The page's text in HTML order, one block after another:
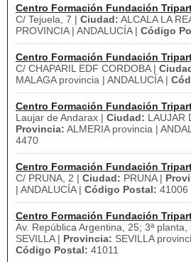
Centro Formación Fundación
C/ Tejuela, 7 | Ciudad: ALCALA LA
PROVINCIA | ANDALUCÍA | Código
Centro Formación Fundación
C/ CHAPARIL EDF CORDOBA |
MALAGA provincia | ANDALUCÍA |
Centro Formación Fundación
Laujar de Andarax | Ciudad: LAUJAR
Provincia: ALMERIA provincia |
4470
Centro Formación Fundación
C/ PRUNA, 2 | Ciudad: PRUNA |
| ANDALUCÍA | Código Postal: 41006
Centro Formación Fundación
Av. República Argentina, 25; 3ª planta,
SEVILLA | Provincia: SEVILLA
Código Postal: 41011